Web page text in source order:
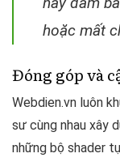
hoặc mất
Đóng góp và
Webdien.vn luôn
sư cùng nhau xây
những bộ shader